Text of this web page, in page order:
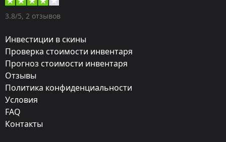
Дизайнер:
Художник:
Sam Marshall
Обновление:
Masterminds Music Kits
3.8/5, 2 отзывов
Инвестиции в скины
Проверка стоимости инвентаря
Прогноз стоимости инвентаря
Отзывы
Политика конфиденциальности
Условия
FAQ
Контакты